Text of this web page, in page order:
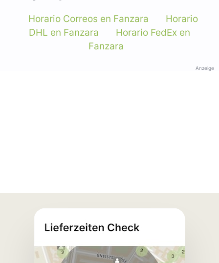
Horario Correos en Fanzara
Horario
DHL en Fanzara
Horario FedEx en
Fanzara
Anzeige